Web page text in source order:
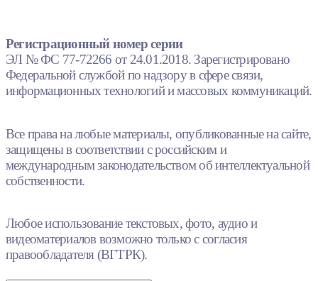
Регистрационный номер серии
ЭЛ № ФС 77-72266 от 24.01.2018. Зарегистрировано
Федеральной службой по надзору в сфере связи,
информационных технологий и массовых коммуникаций.
Все права на любые материалы, опубликованные на сайте,
защищены в соответствии с российским и
международным законодательством об интеллектуальной
собственности.
Любое использование текстовых, фото, аудио и
видеоматериалов возможно только с согласия
правообладателя (ВГТРК).